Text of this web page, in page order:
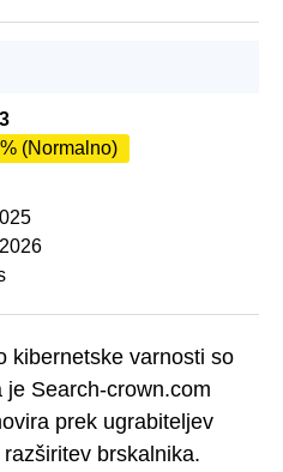
(Normalno)
kibernetske varnosti so
Search-crown.com
prek ugrabiteljev
brskalnika.